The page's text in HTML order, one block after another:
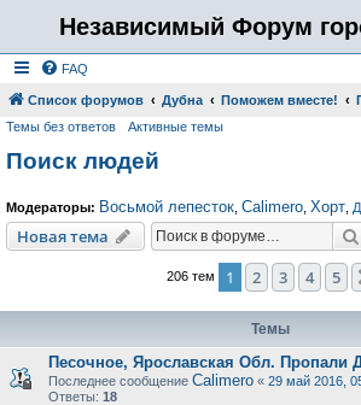
Независимый Форум
FAQ
Список форумов Дубна Поможем вместе!
Темы без ответов Активные темы
Поиск людей
Модераторы: Восьмой лепесток Calimero Хорт
Новая тема
206 тем 1 2 3 4 5
Темы
Песочное, Ярославская Обл. Пропали
Последнее сообщение Calimero « 29 май 2016,
Ответы: 18